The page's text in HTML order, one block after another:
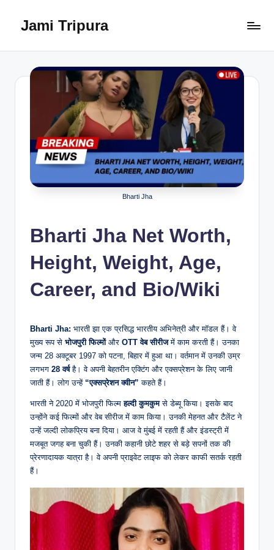
Jami Tripura
Guide
Innovation
Bharti Jha
Bharti Jha Net Worth,
Height, Weight, Age,
Career, and Bio/Wiki
Bharti Jha: भारती झा एक प्रसिद्ध भारतीय अभिनेत्री और मॉडल हैं। वे
मुख्य रूप से भोजपुरी फिल्मोंऔर OTT वेब सीरीजमें काम करती हैं। उनका
जन्म 28 अक्टूबर 1997 को पटना, बिहार में हुआ था। वर्तमान में उनकी उम्र
लगभग 28 वर्षहै। वे अपनी बेहतरीन एक्टिंग और एक्सप्रेशन के लिए जानी
जाती हैं। लोग उन्हें “एक्सप्रेशन क्वीन” कहते हैं।
भारती ने 2020 में भोजपुरी फिल्महल्दी कुमकुमसे डेब्यू किया। इसके बाद
उन्होंने कई फिल्मों और वेब सीरीज में काम किया। उनकी मेहनत और टैलेंट ने
उन्हें जल्दी लोकप्रिय बना दिया। आज वे मुंबई में रहती हैं और इंडस्ट्री में
मजबूत जगह बना चुकी हैं। उनकी कहानी छोटे शहर से बड़े सपनों तक की
प्रेरणादायक यात्रा है। वे अपनी प्राइवेट लाइफ को लेकर काफी सतर्क रहती
हैं।